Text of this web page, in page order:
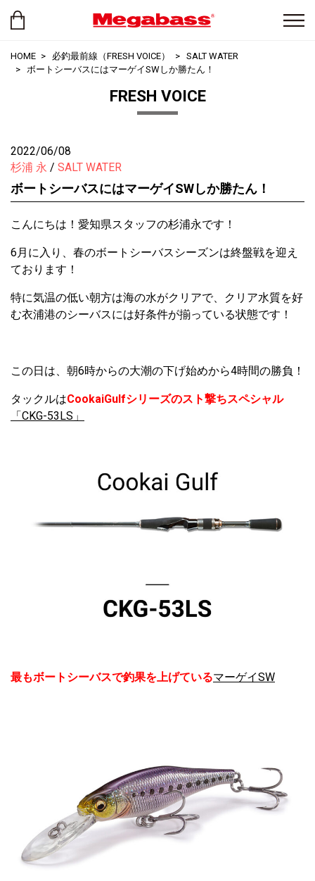
HOME 必釣最前線（FRESH VOICE）
SALT WATER
ボートシーバスにはマーゲイSWしか勝たん！
FRESH VOICE
2022/06/08
杉浦 永
SALT WATER
ボートシーバスにはマーゲイSWしか勝たん！
こんにちは！愛知県スタッフの杉浦永です！
6月に入り、春のボートシーバスシーズンは終盤戦を迎え
ております！
特に気温の低い朝方は海の水がクリアで、クリア水質を好
む衣浦港のシーバスには好条件が揃っている状態です！
この日は、朝6時からの大潮の下げ始めから4時間の勝負！
タックルはCookaiGulfシリーズのスト撃ちスペシャル
「CKG-53LS」
最もボートシーバスで釣果を上げているマーゲイSW